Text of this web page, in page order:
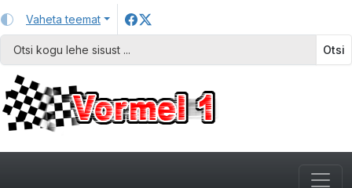
Vaheta teemat
Otsi